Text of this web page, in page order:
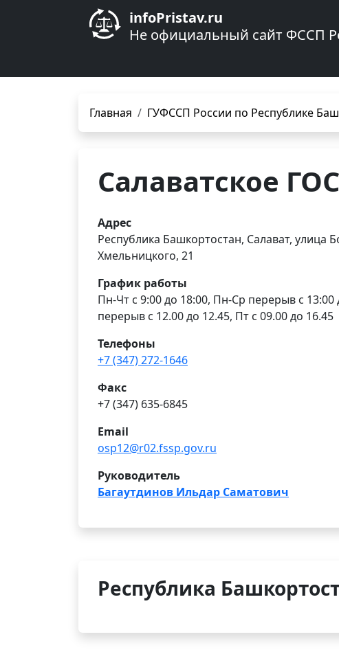
infoPristav.ru
Не официальный сайт ФССП
Главная ГУФССП России по Республике
Салаватское
Адрес
Республика Башкортостан, Салават, улица
Хмельницкого, 21
График работы
Пн-Чт с 9:00 до 18:00, Пн-Ср перерыв с 13:00
перерыв с 12.00 до 12.45, Пт с 09.00 до 16.45
Телефоны
+7 (347) 272-1646
Факс
+7 (347) 635-6845
Email
osp12@r02.fssp.gov.ru
Руководитель
Багаутдинов Ильдар Саматович
Республика